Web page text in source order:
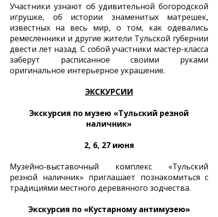
Участники узнают об удивительной богородской
игрушке, об истории знаменитых матрешек,
известных на весь мир, о том, как одевались
ремесленники и другие жители Тульской губернии
двести лет назад. С собой участники мастер-класса
заберут расписанное своими руками
оригинальное интерьерное украшение.
ЭКСКУРСИИ
Экскурсия по музею «Тульский резной
наличник»
2, 6, 27 июня
Музейно‑выставочный комплекс «Тульский
резной наличник» приглашает познакомиться с
традициями местного деревянного зодчества.
Экскурсия по «Кустарному антимузею»